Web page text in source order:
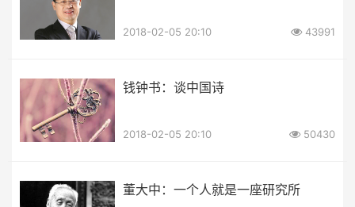
2018-02-05 20:10 43991
钱钟书：谈中国诗
2018-02-05 20:10 50430
董大中：一个人就是一座研究所